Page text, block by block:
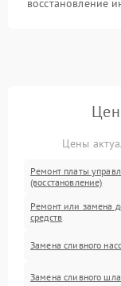
восстановление
Цены
Ремонт платы
(восстановление)
Ремонт или замена
средств
Замена сливного
Замена сливного